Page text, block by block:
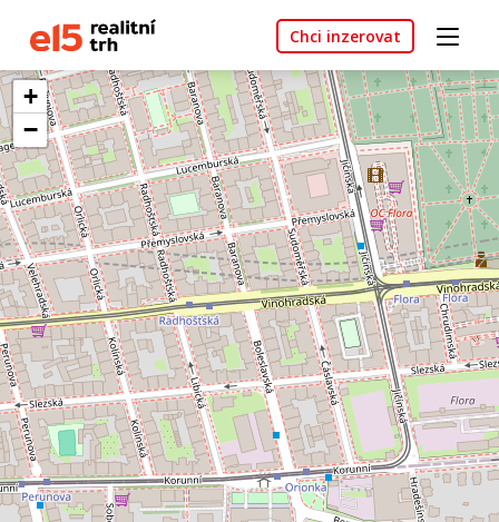
Chci inzerovat
+
−